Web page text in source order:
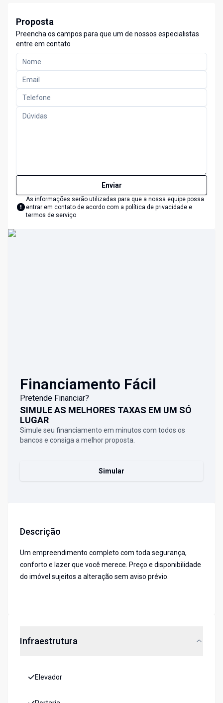
Proposta
Preencha os campos para que um de nossos especialistas
entre em contato
Enviar
As informações serão utilizadas para que a nossa equipe possa
entrar em contato de acordo com a política de privacidade e
termos de serviço
Financiamento Fácil
Pretende Financiar?
SIMULE AS MELHORES TAXAS EM UM SÓ
LUGAR
Simule seu financiamento em minutos com todos os
bancos e consiga a melhor proposta.
Simular
Descrição
Um empreendimento completo com toda segurança,
conforto e lazer que você merece. Preço e disponibilidade
do imóvel sujeitos a alteração sem aviso prévio.
Infraestrutura
Elevador